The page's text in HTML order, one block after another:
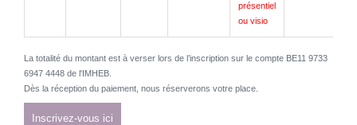
présentiel
ou visio
La totalité du montant est à verser lors de l’inscription sur le compte BE11 9733
6947 4448 de l'IMHEB.
Dès la réception du paiement, nous réserverons votre place.
Inscrivez-vous ici